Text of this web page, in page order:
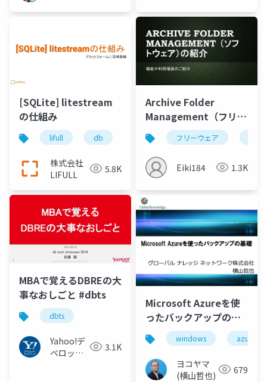
[SQLite] litestream
の仕組み
lifull db sqlite
株式会社
LIFULL
5.8K
Archive Folder
Management（フリー
ウェア）の紹介
フリーウェア
Eiki184 1.3K
MBAで覚えるDBREの大
事なおしごと #dbts
dbts
Yahoo!デ
ベロッパ
3.1K
Microsoft Azureを使
ったバックアップの基
礎
windows azure
ヨコヤマ
(横山哲也)
679